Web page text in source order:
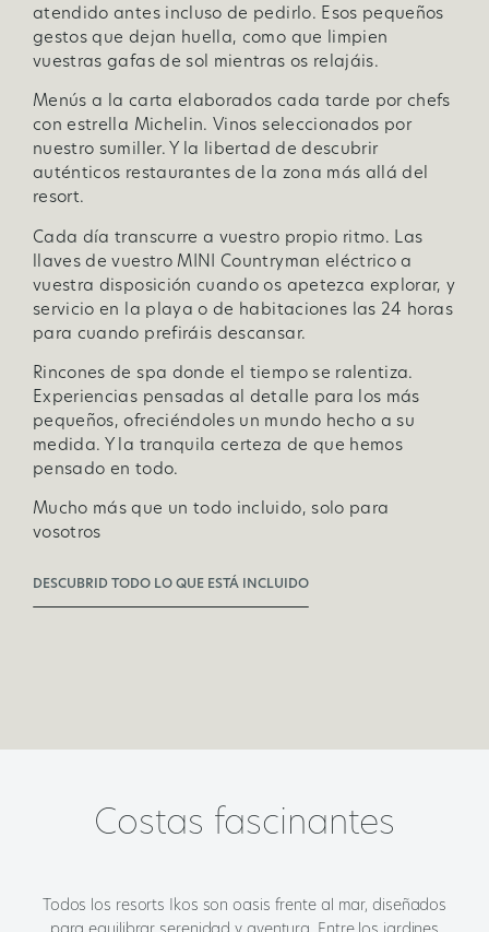
atendido antes incluso de pedirlo. Esos pequeños
gestos que dejan huella, como que limpien
vuestras gafas de sol mientras os relajáis.
Menús a la carta elaborados cada tarde por chefs
con estrella Michelin. Vinos seleccionados por
nuestro sumiller. Y la libertad de descubrir
auténticos restaurantes de la zona más allá del
resort.
Cada día transcurre a vuestro propio ritmo. Las
llaves de vuestro MINI Countryman eléctrico a
vuestra disposición cuando os apetezca explorar, y
servicio en la playa o de habitaciones las 24 horas
para cuando prefiráis descansar.
Rincones de spa donde el tiempo se ralentiza.
Experiencias pensadas al detalle para los más
pequeños, ofreciéndoles un mundo hecho a su
medida. Y la tranquila certeza de que hemos
pensado en todo.
Mucho más que un todo incluido, solo para
vosotros
DESCUBRID TODO LO QUE ESTÁ INCLUIDO
Costas fascinantes
Todos los resorts Ikos son oasis frente al mar, diseñados